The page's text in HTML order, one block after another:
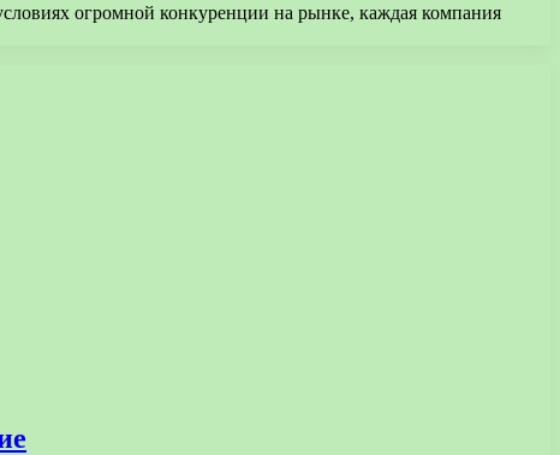
огромной конкуренции на рынке, каждая компания